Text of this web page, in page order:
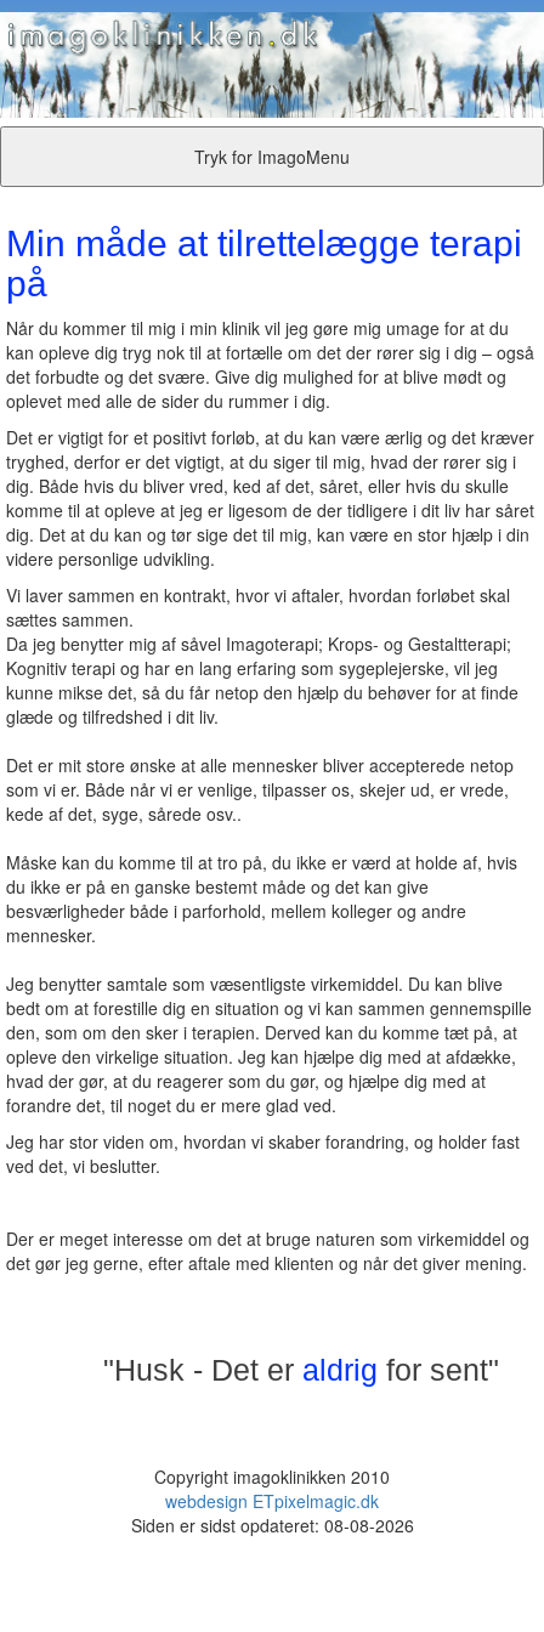
Tryk for ImagoMenu
Min måde at tilrettelægge terapi
på
Når du kommer til mig i min klinik vil jeg gøre mig umage for at du
kan opleve dig tryg nok til at fortælle om det der rører sig i dig – også
det forbudte og det svære. Give dig mulighed for at blive mødt og
oplevet med alle de sider du rummer i dig.
Det er vigtigt for et positivt forløb, at du kan være ærlig og det kræver
tryghed, derfor er det vigtigt, at du siger til mig, hvad der rører sig i
dig. Både hvis du bliver vred, ked af det, såret, eller hvis du skulle
komme til at opleve at jeg er ligesom de der tidligere i dit liv har såret
dig. Det at du kan og tør sige det til mig, kan være en stor hjælp i din
videre personlige udvikling.
Vi laver sammen en kontrakt, hvor vi aftaler, hvordan forløbet skal
sættes sammen.
Da jeg benytter mig af såvel Imagoterapi; Krops- og Gestaltterapi;
Kognitiv terapi og har en lang erfaring som sygeplejerske, vil jeg
kunne mikse det, så du får netop den hjælp du behøver for at finde
glæde og tilfredshed i dit liv.
Det er mit store ønske at alle mennesker bliver accepterede netop
som vi er. Både når vi er venlige, tilpasser os, skejer ud, er vrede,
kede af det, syge, sårede osv..
Måske kan du komme til at tro på, du ikke er værd at holde af, hvis
du ikke er på en ganske bestemt måde og det kan give
besværligheder både i parforhold, mellem kolleger og andre
mennesker.
Jeg benytter samtale som væsentligste virkemiddel. Du kan blive
bedt om at forestille dig en situation og vi kan sammen gennemspille
den, som om den sker i terapien. Derved kan du komme tæt på, at
opleve den virkelige situation. Jeg kan hjælpe dig med at afdække,
hvad der gør, at du reagerer som du gør, og hjælpe dig med at
forandre det, til noget du er mere glad ved.
Jeg har stor viden om, hvordan vi skaber forandring, og holder fast
ved det, vi beslutter.
Der er meget interesse om det at bruge naturen som virkemiddel og
det gør jeg gerne, efter aftale med klienten og når det giver mening.
"Husk - Det er aldrig for sent"
Copyright imagoklinikken 2010
webdesign ETpixelmagic.dk
Siden er sidst opdateret: 08-08-2026